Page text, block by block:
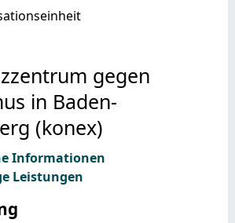
gegen
in Baden-
(konex)
Informationen
Leistungen